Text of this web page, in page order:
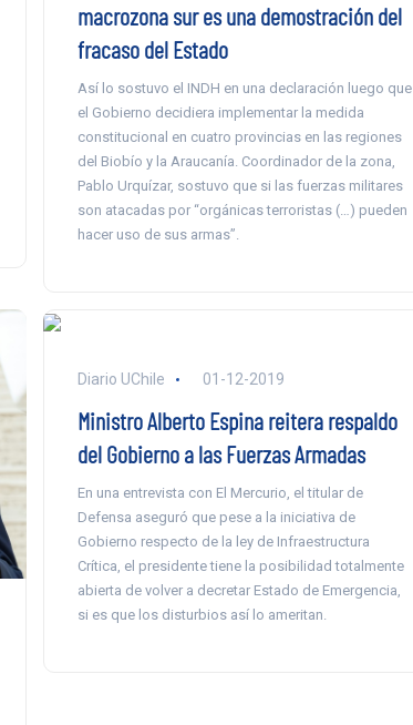
macrozona sur es una demostración del
fracaso del Estado
Así lo sostuvo el INDH en una declaración luego que
el Gobierno decidiera implementar la medida
constitucional en cuatro provincias en las regiones
del Biobío y la Araucanía. Coordinador de la zona,
Pablo Urquízar, sostuvo que si las fuerzas militares
son atacadas por “orgánicas terroristas (…) pueden
hacer uso de sus armas”.
Diario UChile 01-12-2019
Ministro Alberto Espina reitera respaldo
del Gobierno a las Fuerzas Armadas
En una entrevista con El Mercurio, el titular de
Defensa aseguró que pese a la iniciativa de
Gobierno respecto de la ley de Infraestructura
Crítica, el presidente tiene la posibilidad totalmente
abierta de volver a decretar Estado de Emergencia,
si es que los disturbios así lo ameritan.